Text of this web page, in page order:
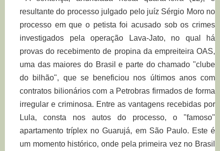
resultante do processo julgado pelo juíz Sérgio Moro no
processo em que o petista foi acusado sob os crimes
investigados pela operação
Lava-Jato, no qual há
provas do recebimento de propina da empreiteira OAS,
uma das maiores do Brasil e parte do chamado "clube
do bilhão", que se beneficiou nos últimos anos com
contratos bilionários com a Petrobras firmados de forma
irregular e criminosa. Entre as vantagens recebidas por
Lula, consta nos autos do processo, o "famoso"
apartamentotríplex no Guarujá, em São Paulo. Este é
um momento histórico, onde pela primeira vez no Brasil